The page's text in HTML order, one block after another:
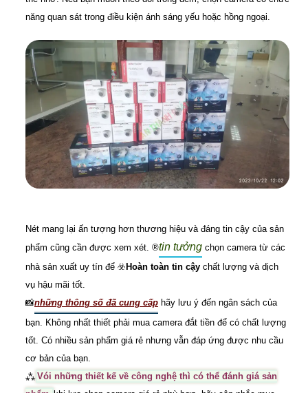
năng quan sát trong điều kiện ánh sáng yếu hoặc hồng ngoại.
Nét mang lại ấn tượng hơn thương hiệu và đáng tin cậy của sản
phẩm cũng cần được xem xét. ®️tin tưởng chọn camera từ các
nhà sản xuất uy tín để ☣️ Hoàn toàn tin cậy chất lượng và dịch
vụ hậu mãi tốt.
📸những thông số đã cung cấp hãy lưu ý đến ngân sách của
bạn. Không nhất thiết phải mua camera đắt tiền để có chất lượng
tốt. Có nhiều sản phẩm giá rẻ nhưng vẫn đáp ứng được nhu cầu
cơ bản của bạn.
⁂Vói những thiết kế về công nghệ thì có thể đánh giá sản